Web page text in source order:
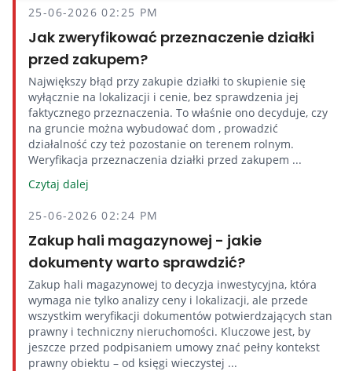
25-06-2026 02:25 PM
Jak zweryfikować przeznaczenie działki
przed zakupem?
Największy błąd przy zakupie działki to skupienie się
wyłącznie na lokalizacji i cenie, bez sprawdzenia jej
faktycznego przeznaczenia. To właśnie ono decyduje, czy
na gruncie można wybudować dom , prowadzić
działalność czy też pozostanie on terenem rolnym.
Weryfikacja przeznaczenia działki przed zakupem ...
Czytaj dalej
25-06-2026 02:24 PM
Zakup hali magazynowej - jakie
dokumenty warto sprawdzić?
Zakup hali magazynowej to decyzja inwestycyjna, która
wymaga nie tylko analizy ceny i lokalizacji, ale przede
wszystkim weryfikacji dokumentów potwierdzających stan
prawny i techniczny nieruchomości. Kluczowe jest, by
jeszcze przed podpisaniem umowy znać pełny kontekst
prawny obiektu – od księgi wieczystej ...